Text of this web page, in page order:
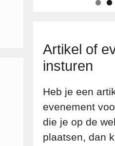
Artikel of
insturen
Heb je een
evenement
die je op de
plaatsen, dan